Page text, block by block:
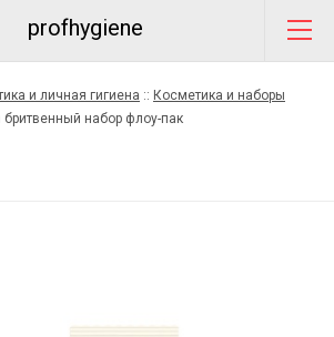
profhygiene
и личная гигиена :: Косметика и наборы
бритвенный набор флоу-пак